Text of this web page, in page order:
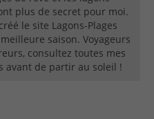
plus de secret pour moi.
le site Lagons-Plages
saison. Voyageurs
consultez toutes mes
avant de partir au soleil !